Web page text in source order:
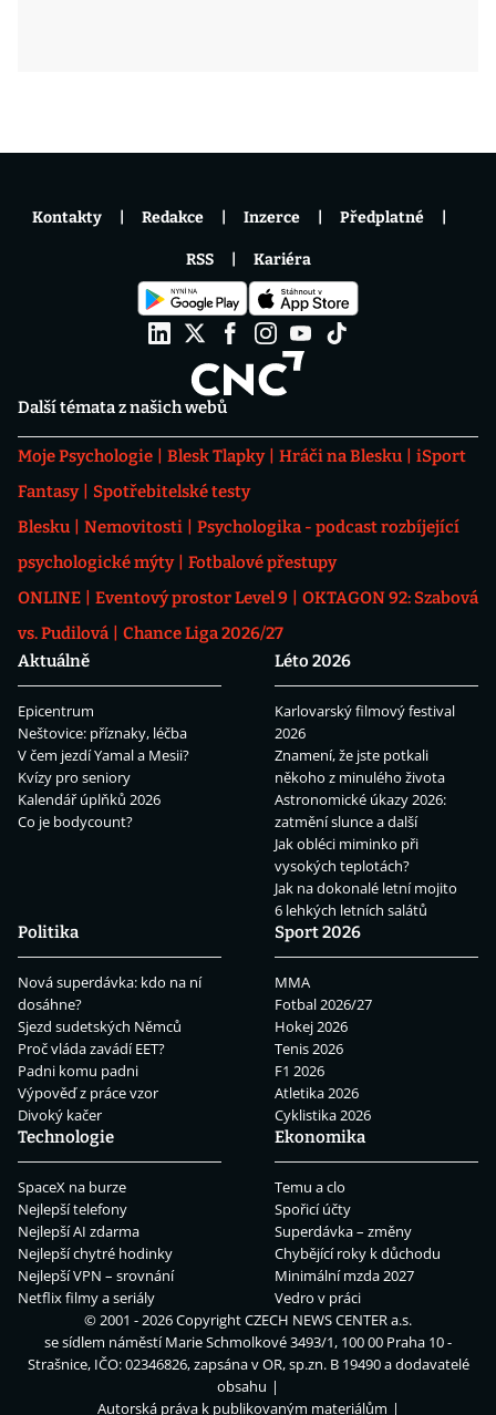
Další témata z našich webů
Moje Psychologie Blesk Tlapky Hráči na Blesku
iSport
Fantasy
Spotřebitelské testy
Blesku
Nemovitosti
Psychologika - podcast rozbíjející
psychologické mýty
Fotbalové přestupy
ONLINE
Eventový prostor Level 9
OKTAGON 92: Szabová
vs. Pudilová
Chance Liga 2026/27
Aktuálně
Epicentrum
Neštovice: příznaky, léčba
V čem jezdí Yamal a Mesii?
Kvízy pro seniory
Kalendář úplňků 2026
Co je bodycount?
Léto 2026
Karlovarský filmový festival
2026
Znamení, že jste potkali
někoho z minulého života
Astronomické úkazy 2026:
zatmění slunce a další
Jak obléci miminko při
vysokých teplotách?
Jak na dokonalé letní mojito
6 lehkých letních salátů
Politika
Nová superdávka: kdo na ní
dosáhne?
Sjezd sudetských Němců
Proč vláda zavádí EET?
Padni komu padni
Výpověď z práce vzor
Divoký kačer
Sport 2026
MMA
Fotbal 2026/27
Hokej 2026
Tenis 2026
F1 2026
Atletika 2026
Cyklistika 2026
Technologie
SpaceX na burze
Nejlepší telefony
Nejlepší AI zdarma
Nejlepší chytré hodinky
Nejlepší VPN – srovnání
Netflix filmy a seriály
Ekonomika
Temu a clo
Spořicí účty
Superdávka – změny
Chybějící roky k důchodu
Minimální mzda 2027
Vedro v práci
Kontakty Redakce Inzerce Předplatné
RSS Kariéra
© 2001 - 2026 CopyrightCZECH NEWS CENTER a.s.
se sídlem náměstí Marie Schmolkové 3493/1, 100 00 Praha 10 -
Strašnice, IČO: 02346826, zapsána v OR, sp.zn. B 19490 a dodavatelé
obsahu
Autorská práva k publikovaným materiálům